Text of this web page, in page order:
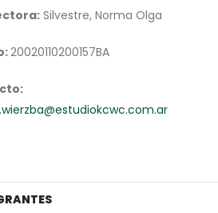
Silvestre, Norma Olga
20020110200157BA